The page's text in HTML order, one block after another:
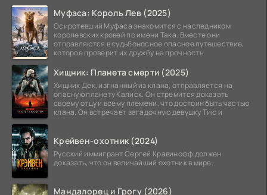
Муфаса: Король Лев (2025)
Осиротевший Муфаса знакомится с наследником
королевских кровей по имени Така. Вместе они
отправляются в судьбоносное опасное путешествие,
которое проверит их дружбу на прочность.
Хищник: Планета смерти (2025)
Хищник Дек, изгнанный из клана, отправляется на
опасную планету Калиск. Он стремится доказать
своему отцу и всему племени, что достоин быть частью
клана. Он встречает загадочную девушку Тию и
Крейвен-охотник (2024)
Русский иммигрант Сергей Кравинофф должен
доказать, что он величайший охотник в мире.
Мандалорец и Грогу (2026)